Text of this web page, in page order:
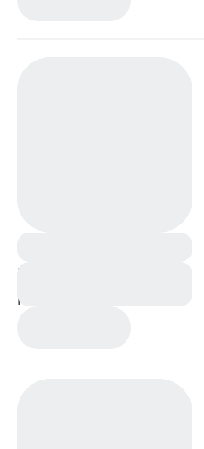
Кеды CV814-1 светло
розовые